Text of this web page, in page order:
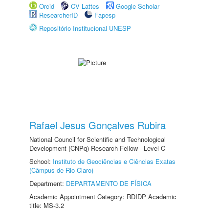
Orcid
CV Lattes
Google Scholar
ResearcherID
Fapesp
Repositório Institucional UNESP
Rafael Jesus Gonçalves Rubira
National Council for Scientific and Technological
Development (CNPq) Research Fellow - Level C
School: Instituto de Geociências e Ciências Exatas
(Câmpus de Rio Claro)
Department: DEPARTAMENTO DE FÍSICA
Academic Appointment Category: RDIDP Academic
title: MS-3.2